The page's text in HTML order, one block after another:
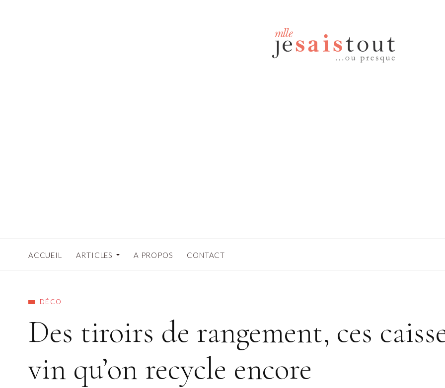
ACCUEIL ARTICLES A PROPOS CONTACT
DÉCO
Des tiroirs de rangement, ces
vin qu’on recycle encore